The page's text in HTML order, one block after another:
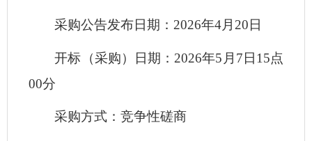
采购公告发布日期：2026年4月20日
开标（采购）日期： 2026年5月7日15点
00分
采购方式：竞争性磋商